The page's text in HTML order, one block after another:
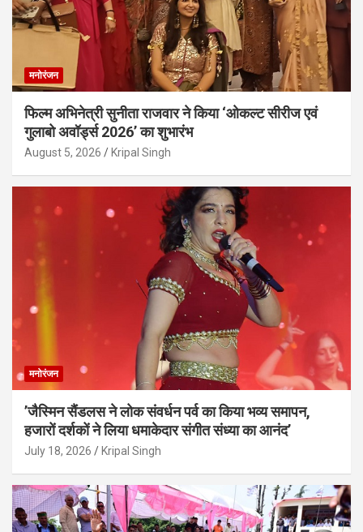
मनोरंजन
फिल्म अभिनेत्री सुनीता राजवार ने किया ‘ओकल्ट सीरीज एवं
गुलाबो अवॉर्ड्स 2026’ का शुभारंभ
August 5, 2026 Kripal Singh
मनोरंजन
’जैस्मिन सैंडलस ने लोक संवर्धन पर्व का किया भव्य समापन,
हजारों दर्शकों ने लिया धमाकेदार संगीत संध्या का आनंद’
July 18, 2026 Kripal Singh